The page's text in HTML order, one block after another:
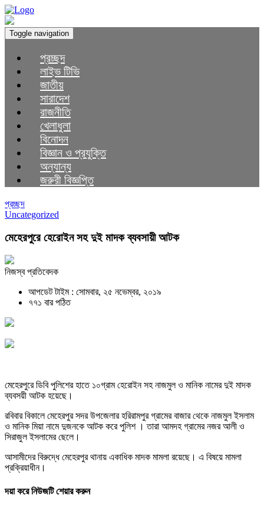
Toggle navigation
প্রচ্ছদ
লাইভ টিভি
জাতীয়
সারাদেশ
রাজনীতি
খেলাধুলা
বিনোদন
বিজ্ঞান ও প্রযুক্তি
অন্যান্য
জরুরী বিজ্ঞপ্তি
প্রচ্ছদ
Uncategorized
মেহেরপুরে হেরোইন সহ দুই মাদক ব্যবসায়ী আটক
নিজস্ব প্রতিবেদক
আপডেট টাইম : সোমবার, ২৫ নভেম্বর, ২০১৯
৭৭১ বার পঠিত
মেহেরপুরে ডিবি পুলিশের হাতে ১০গ্রাম হেরোইন সহ নাজমুল ও মানিক নামের দুই মাদক
ব্যবসয়ী আটক হয়েছে।
রবিবার বিকালে মেহেরপুর সদর উপজেলার হরিরামপুর গ্রামের বাজার থেকে নাজমুল ইসলাম
ও মানিক মিয়া নামে দুজনকে আটক করে পুলিশ । তারা আমদহ গ্রামের নজর আলী ও
সিরাজুল ইসলামের ছেলে।
আসামীদের বিরুদ্ধে মেহেরপুর থানায় একাধিক মাদক মামলা রয়েছে। এ বিষয়ে মামলা
প্রক্রিয়াধীন।
দয়া করে নিউজটি শেয়ার করুন